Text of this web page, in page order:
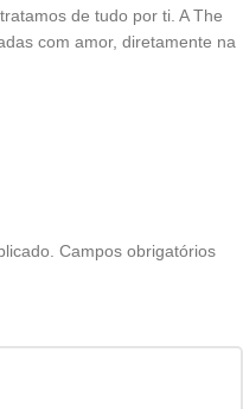
de tudo por ti. A The
com amor, diretamente na
Campos obrigatórios